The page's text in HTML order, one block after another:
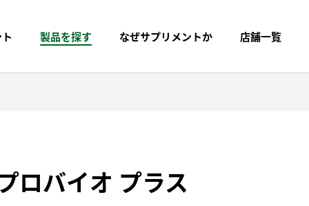
製品を探す なぜサプリメントか 店舗一覧
ロバイオ プラス